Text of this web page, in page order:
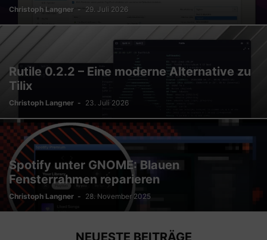
Christoph Langner - 29. Juli 2026
Rutile 0.2.2 – Eine moderne Alternative zu
Tilix
Christoph Langner - 23. Juli 2026
Spotify unter GNOME: Blauen
Fensterrahmen reparieren
Christoph Langner - 28. November 2025
NEUESTE BEITRÄGE